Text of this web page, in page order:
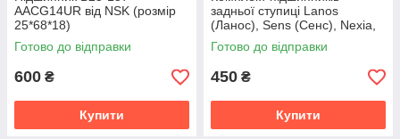
AACG14UR від NSK (розмір
25*68*18)
Готово до відправки
600 ₴
Купити
задньої ступиці Lanos
(Ланос), Sens (Сенс), Nexia,
Nubira виробництва KOYO
(Японія)
Готово до відправки
450 ₴
Купити